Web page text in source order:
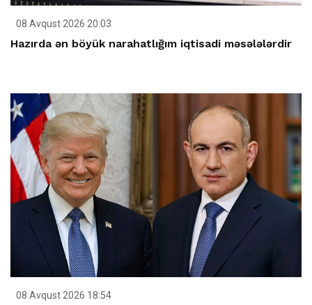
08 Avqust 2026 20:03
Hazırda ən böyük narahatlığım iqtisadi məsələlərdir
08 Avqust 2026 18:54